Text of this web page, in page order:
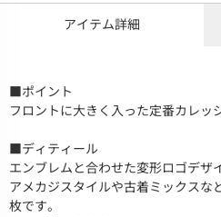
アイテム詳細
■ポイント
フロントに大きく入った定番カレッ
■ディティール
エンブレムと合わせた変形ロゴデザ
アメカジスタイルや古着ミックスな
枚です。